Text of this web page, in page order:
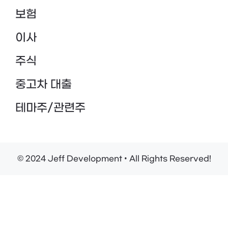
보험
이사
주식
중고차 대출
테마주/관련주
© 2024 Jeff Development • All Rights Reserved!